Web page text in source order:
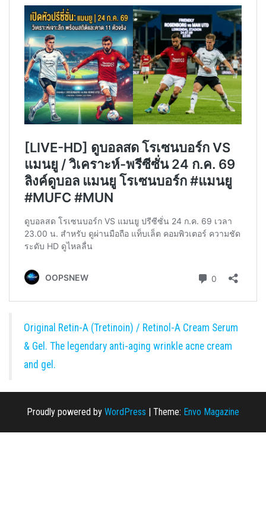
Original Retin-A (Tretinoin) / Retinol-A Cream Serum
& Gel. The legendary anti-aging wrinkle acne cream
and gel.
Proudly powered by WordPress | Theme: Envo Magazine